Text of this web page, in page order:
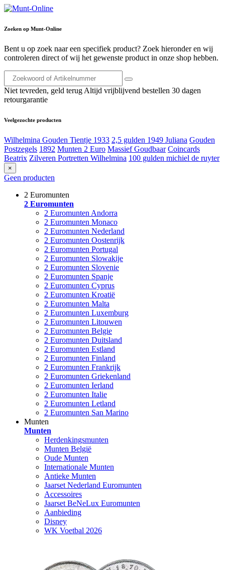
Zoeken op Munt-Online
Bent u op zoek naar een specifiek product? Zoek hieronder en wij
controleren direct of wij het gewenste product in onze shop hebben.
Niet tevreden, geld terug Altijd vrijblijvend bestellen 30 dagen
retourgarantie
Veelgezochte producten
Wilhelmina Gouden Tientje 1933 2,5 gulden 1949 Juliana Gouden
Postzegels 1892 Munten 2 Euro Massief Goudbaar Coincards
Beatrix Zilveren Portretten Wilhelmina 100 gulden michiel de ruyter
×
Geen producten
2 Euromunten
2 Euromunten
2 Euromunten Andorra
2 Euromunten Monaco
2 Euromunten Nederland
2 Euromunten Oostenrijk
2 Euromunten Portugal
2 Euromunten Slowakije
2 Euromunten Slovenie
2 Euromunten Spanje
2 Euromunten Cyprus
2 Euromunten Kroatië
2 Euromunten Malta
2 Euromunten Luxemburg
2 Euromunten Litouwen
2 Euromunten Belgie
2 Euromunten Duitsland
2 Euromunten Estland
2 Euromunten Finland
2 Euromunten Frankrijk
2 Euromunten Griekenland
2 Euromunten Ierland
2 Euromunten Italie
2 Euromunten Letland
2 Euromunten San Marino
Munten
Munten
Herdenkingsmunten
Munten België
Oude Munten
Internationale Munten
Antieke Munten
Jaarset Nederland Euromunten
Accessoires
Jaarset BeNeLux Euromunten
Aanbieding
Disney
WK Voetbal 2026